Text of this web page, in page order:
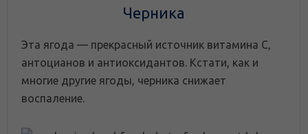
Черника
Эта ягода — прекрасный источник витамина С,
антоцианов и антиоксидантов. Кстати, как и
многие другие ягоды, черника снижает
воспаление.